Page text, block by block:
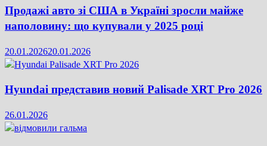
Продажі авто зі США в Україні зросли майже
наполовину: що купували у 2025 році
20.01.202620.01.2026
Hyundai представив новий Palisade XRT Pro 2026
26.01.2026